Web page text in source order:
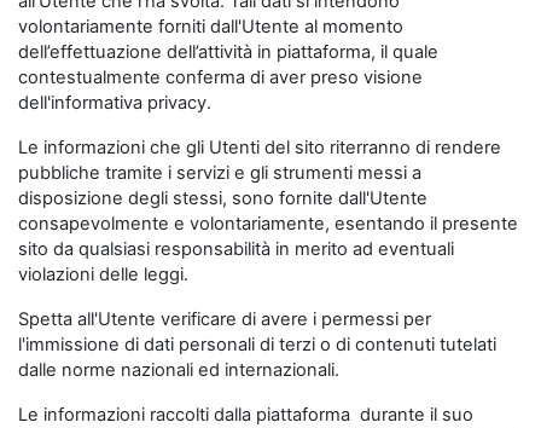
volontariamente forniti dall'Utente al momento
dell’effettuazione dell’attività in piattaforma, il quale
contestualmente conferma di aver preso visione
dell'informativa privacy.
Le informazioni che gli Utenti del sito riterranno di rendere
pubbliche tramite i servizi e gli strumenti messi a
disposizione degli stessi, sono fornite dall'Utente
consapevolmente e volontariamente, esentando il presente
sito da qualsiasi responsabilità in merito ad eventuali
violazioni delle leggi.
Spetta all'Utente verificare di avere i permessi per
l'immissione di dati personali di terzi o di contenuti tutelati
dalle norme nazionali ed internazionali.
Le informazioni raccolti dalla piattaforma durante il suo